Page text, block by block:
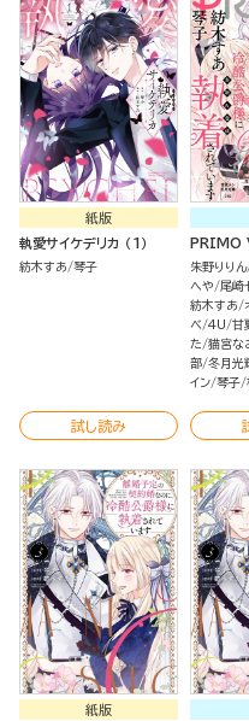
紙版
執愛サイケデリカ （1）
紡木すあ 琴子
試し読み
PRIMO
朱野りりん
へや 尾崎
紡木すあ
べ 4U 甘
た 猫宮な
部 冬月光
イン 琴子
紙版